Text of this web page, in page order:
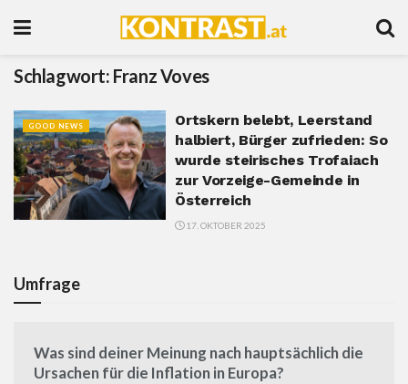
Schlagwort: Franz Voves
GOOD NEWS
Ortskern belebt, Leerstand
halbiert, Bürger zufrieden: So
wurde steirisches Trofaiach
zur Vorzeige-Gemeinde in
Österreich
17. OKTOBER 2025
Umfrage
Was sind deiner Meinung nach hauptsächlich die
Ursachen für die Inflation in Europa?